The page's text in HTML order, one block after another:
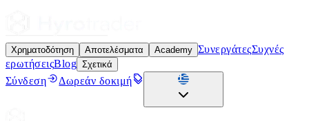
Χρηματοδότηση Αποτελέσματα Academy ΣυνεργάτεςΣυχνές
ερωτήσειςBlog Σχετικά
Σύνδεση Δωρεάν δοκιμή